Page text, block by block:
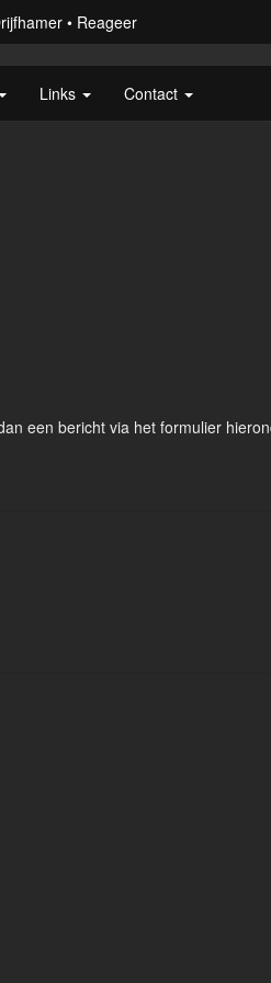
Reageer
Links Contact
een bericht via het formulier